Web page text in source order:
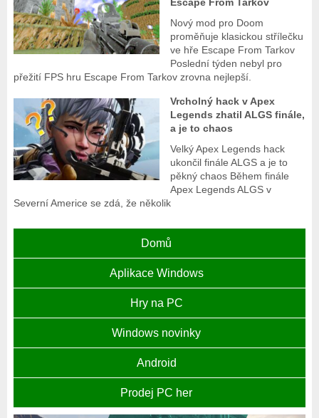
Escape From Tarkov
Nový mod pro Doom
proměňuje klasickou střílečku
ve hře Escape From Tarkov
Poslední týden nebyl pro
přežití FPS hru Escape From Tarkov zrovna nejlepší.
Vrcholný hack v Apex
Legends zhatil ALGS finále,
a je to chaos
Velký Apex Legends hack
ukončil finále ALGS a je to
pěkný chaos Během finále
Apex Legends ALGS v
Severní Americe se zdá, že několik
Domů
Aplikace Windows
Hry na PC
Windows novinky
Android
Prodej PC her